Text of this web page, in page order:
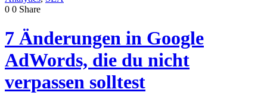
0 0 Share
7 Änderungen in Google
AdWords, die du nicht
verpassen solltest